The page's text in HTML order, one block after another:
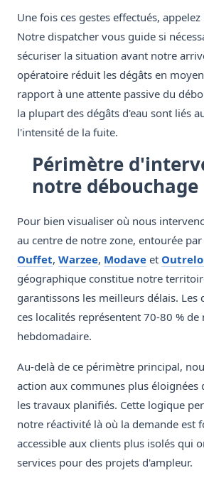
Une fois ces gestes effectués,
Notre dispatcher vous guide si
sécuriser la situation avant notre
opératoire réduit les dégâts en
rapport à une attente passive du
la plupart des dégâts d'eau sont liés
l'intensité de la fuite.
Périmètre
notre
Pour bien visualiser où nous
au centre de notre zone, entourée
Ouffet, Warzee, Modave et
géographique constitue notre
garantissons les meilleurs délais. Les
ces localités représentent 70-80 %
hebdomadaire.
Au-delà de ce périmètre principal,
action aux communes plus éloignées
les travaux planifiés. Cette logique
notre réactivité là où la demande est
accessible aux clients plus isolés qui
services pour des projets d'ampleur.